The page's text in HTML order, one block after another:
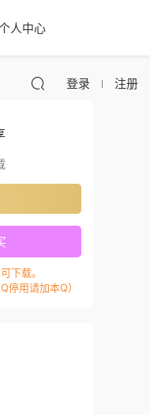
人中心
登录 注册
下载。
用请加本Q）